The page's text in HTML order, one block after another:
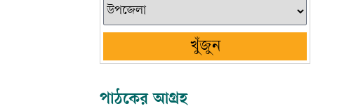
খুঁজুন
পাঠকের আগ্রহ